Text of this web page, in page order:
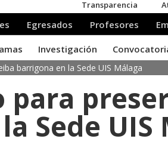
barrigona en la Sede UIS Málaga
Sede UIS